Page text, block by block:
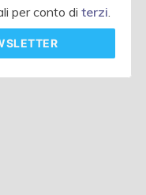
per conto diterzi